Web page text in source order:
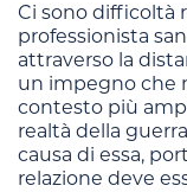
Ci sono difficoltà
professionista
attraverso la
un impegno che
contesto più
realtà della
causa di essa,
relazione deve